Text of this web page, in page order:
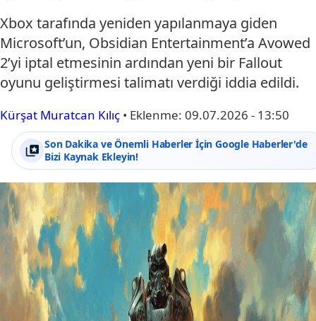
Xbox tarafında yeniden yapılanmaya giden
Microsoft’un, Obsidian Entertainment’a Avowed
2’yi iptal etmesinin ardından yeni bir Fallout
oyunu geliştirmesi talimatı verdiği iddia edildi.
Kürşat Muratcan Kılıç • Eklenme: 09.07.2026 - 13:50
Son Dakika ve Önemli Haberler İçin Google Haberler'de
Bizi Kaynak Ekleyin!